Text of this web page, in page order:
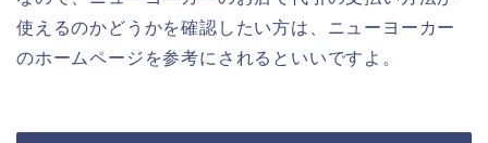
使えるのかどうかを確認したい方は、ニューヨーカー
のホームページを参考にされるといいですよ。